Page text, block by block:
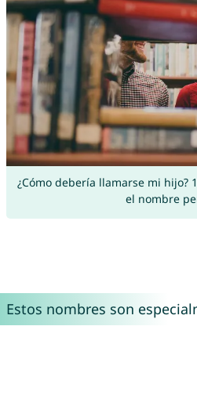
¿Cómo debería llamarse mi hijo?
el nombre
Estos nombres son